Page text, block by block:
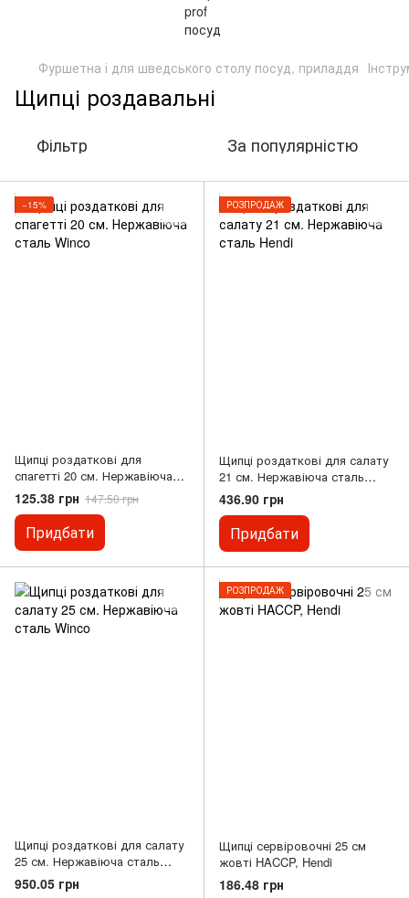
Фуршетна і для шведського столу посуд, приладдя
Щипці роздавальні
Фільтр За популярністю
−15%
Щипці роздаткові для
спагетті 20 см. Нержавіюча
сталь Winco
125.38 грн 147.50 грн
Придбати
РОЗПРОДАЖ
Щипці роздаткові для салату
21 см. Нержавіюча сталь
Hendi
436.90 грн
Придбати
Щипці роздаткові для салату
25 см. Нержавіюча сталь
Winco
950.05 грн
РОЗПРОДАЖ
Щипці сервіровочні 25 см
жовті HACCP, Hendi
186.48 грн